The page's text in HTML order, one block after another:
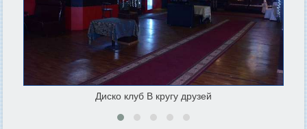
Диско клуб В кругу друзей